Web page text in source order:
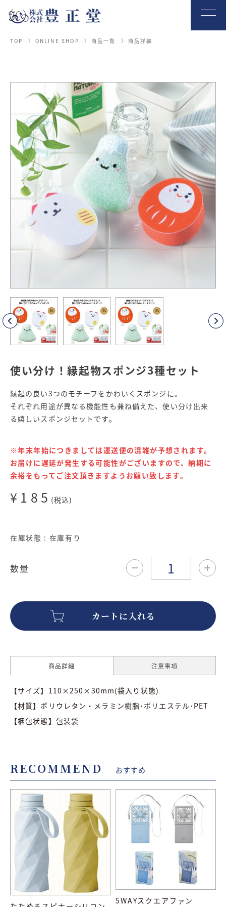
TOP ONLINE SHOP 商品一覧 商品詳細
使い分け！縁起物スポンジ3種セット
縁起の良い3つのモチーフをかわいくスポンジに。
それぞれ用途が異なる機能性も兼ね備えた、使い分け出来
る嬉しいスポンジセットです。
※年末年始につきましては運送便の混雑が予想されます。
お届けに遅延が発生する可能性がございますので、納期に
余裕をもってご注文頂きますようお願い致します。
¥185 (税込)
在庫状態 : 在庫有り
数量
商品詳細 注意事項
【サイズ】110×250×30mm(袋入り状態)
【材質】ポリウレタン・メラミン樹脂･ポリエステル･PET
【梱包状態】包装袋
RECOMMEND おすすめ
5WAYスクエアファン